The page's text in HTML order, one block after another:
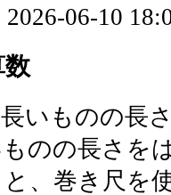
2026-06-10
いものの長
のの長さを
、巻き尺を